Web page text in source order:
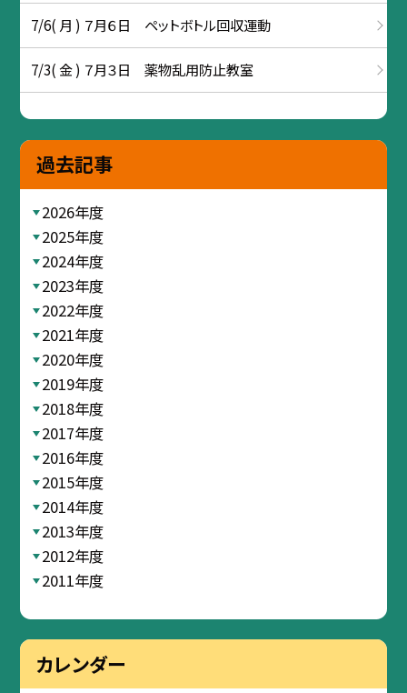
7/6( 月 ) ７月６日 ペットボトル回収運動
7/3( 金 ) ７月３日 薬物乱用防止教室
過去記事
2026年度
2025年度
2024年度
2023年度
2022年度
2021年度
2020年度
2019年度
2018年度
2017年度
2016年度
2015年度
2014年度
2013年度
2012年度
2011年度
カレンダー